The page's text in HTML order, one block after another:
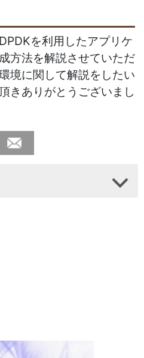
を利用したアプリケ
方法を解説させていただ
境に関して解説をしたい
きありがとうございまし